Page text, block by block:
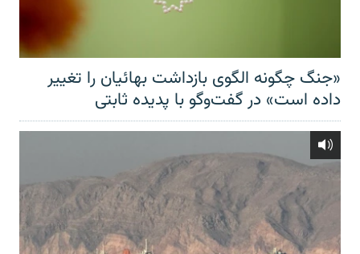
«جنگ چگونه الگوی بازداشت بهائیان را تغییر
داده است» در گفت‌وگو با پدیده ثابتی